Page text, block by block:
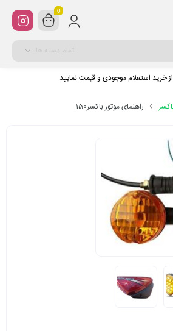
0
از خرید استعلام موجودی و قیمت نمایید
راهنمای موتور باکسر150